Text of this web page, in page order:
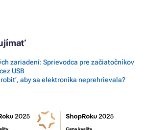
zariadení: Sprievodca pre začiatočníkov
USB
robiť, aby sa elektronika neprehrievala?